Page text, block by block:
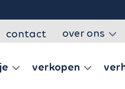
contact over ons
verkopen